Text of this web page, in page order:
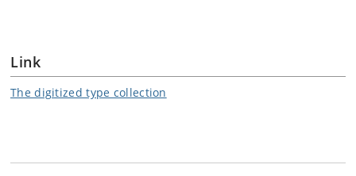
Link
The digitized type collection